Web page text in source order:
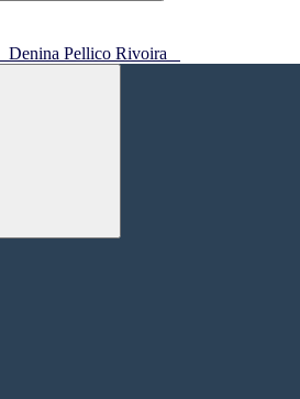
Denina Pellico Rivoira